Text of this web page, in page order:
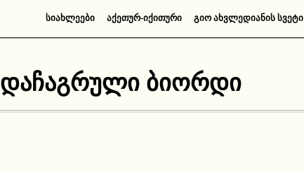
ᲡᲘᲐᲮᲚᲔᲔᲑᲘ ᲐᲥᲔᲗᲣᲠ-ᲘᲥᲘᲗᲣᲠᲘ ᲒᲘᲝ ᲐᲮᲕᲚᲔᲓᲘᲐᲜᲘᲡ ᲡᲕᲔᲢᲘ
დაჩაგრული ბიორდი